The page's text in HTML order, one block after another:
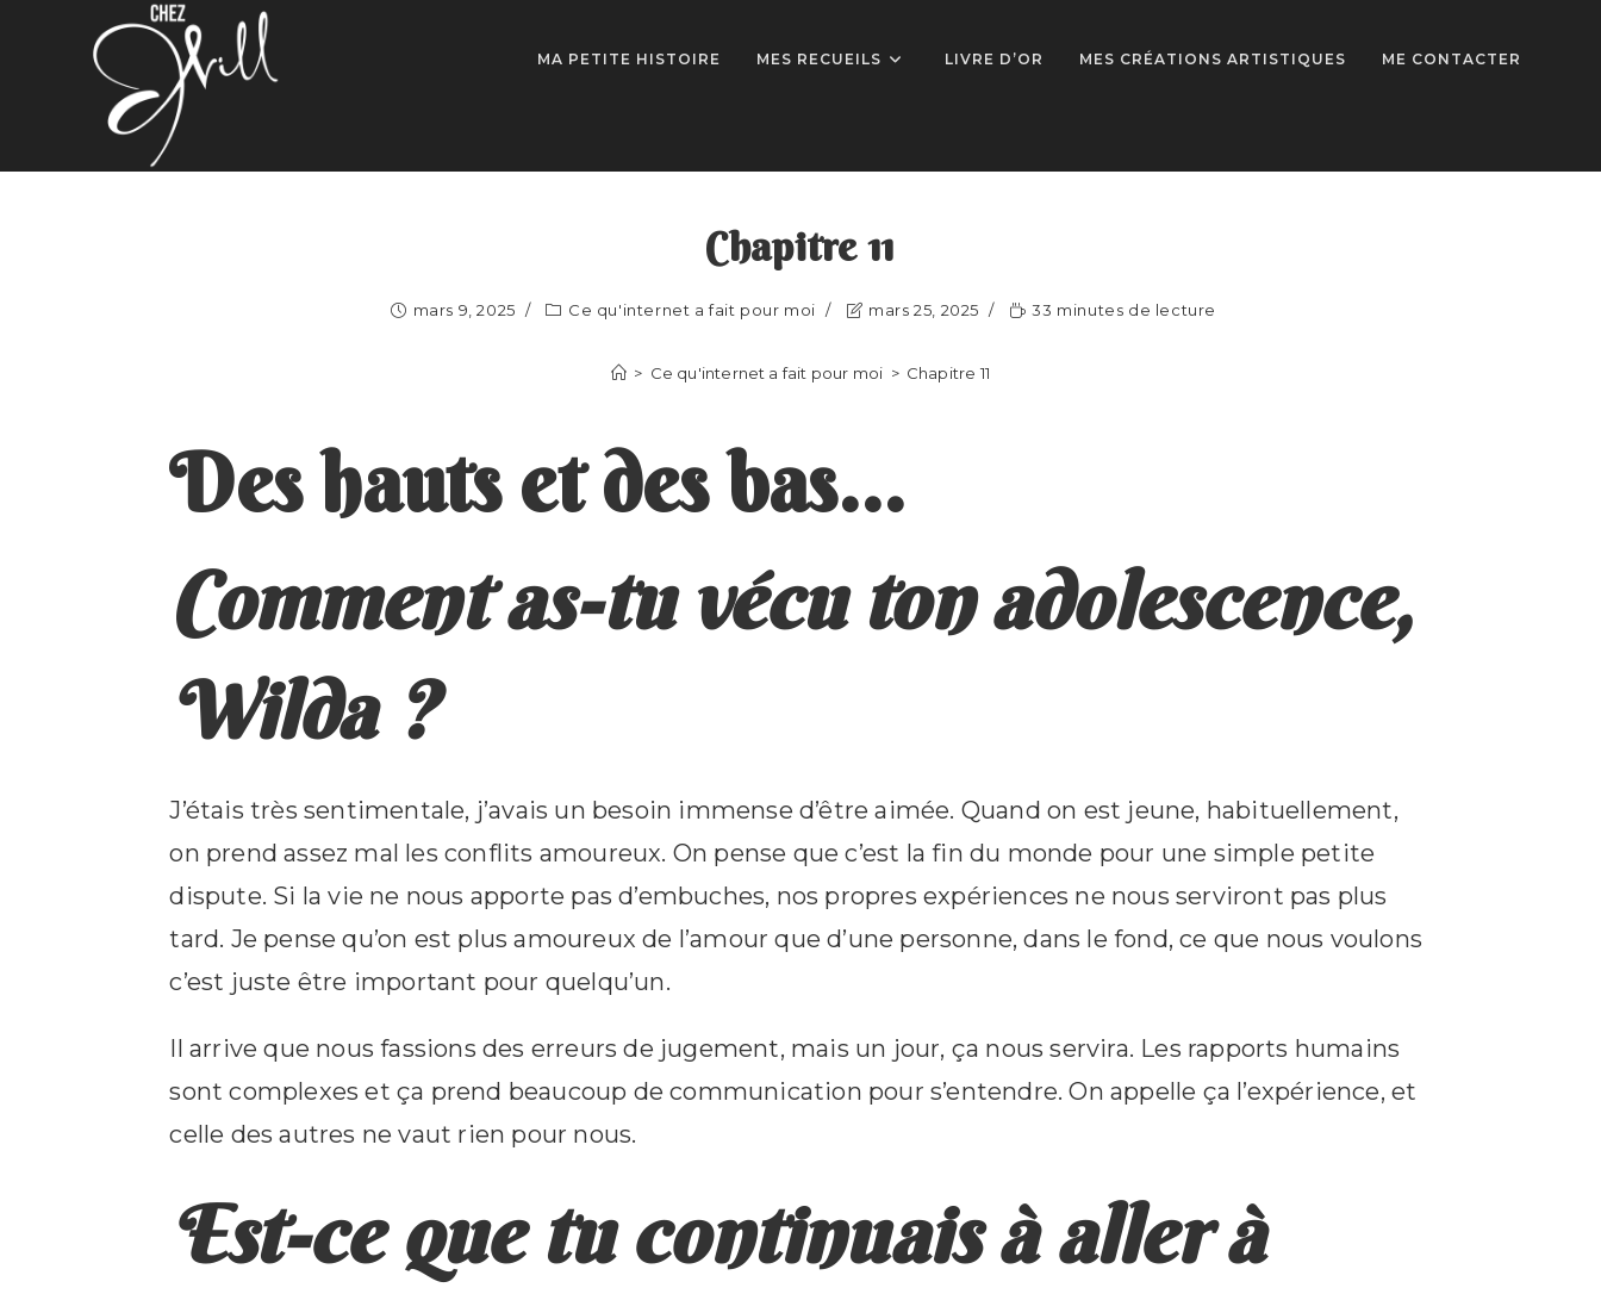
MA PETITE HISTOIRE MES RECUEILS LIVRE D’OR MES CRÉATIONS ARTISTIQUES ME CONTACTER
Chapitre 11
mars 9, 2025 Ce qu'internet a fait pour moi mars 25, 2025 33 minutes de lecture
> Ce qu'internet a fait pour moi > Chapitre 11
Des hauts et des bas…
Comment as-tu vécu ton adolescence,
Wilda ?
J’étais très sentimentale, j’avais un besoin immense d’être aimée. Quand on est jeune, habituellement,
on prend assez mal les conflits amoureux. On pense que c’est la fin du monde pour une simple petite
dispute. Si la vie ne nous apporte pas d’embuches, nos propres expériences ne nous serviront pas plus
tard. Je pense qu’on est plus amoureux de l’amour que d’une personne, dans le fond, ce que nous voulons
c’est juste être important pour quelqu’un.
Il arrive que nous fassions des erreurs de jugement, mais un jour, ça nous servira. Les rapports humains
sont complexes et ça prend beaucoup de communication pour s’entendre. On appelle ça l’expérience, et
celle des autres ne vaut rien pour nous.
Est-ce que tu continuais à aller à